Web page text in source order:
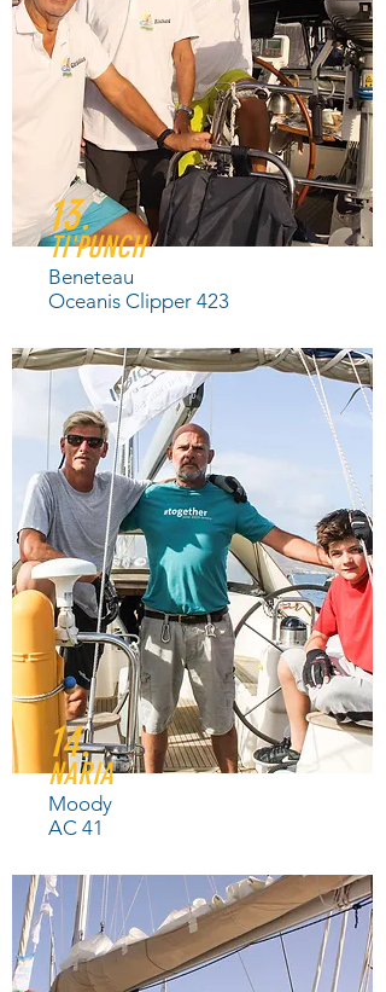
TI'PUNCH
Beneteau
Oceanis Clipper 423
13.
NARIA
Moody
AC 41
14.